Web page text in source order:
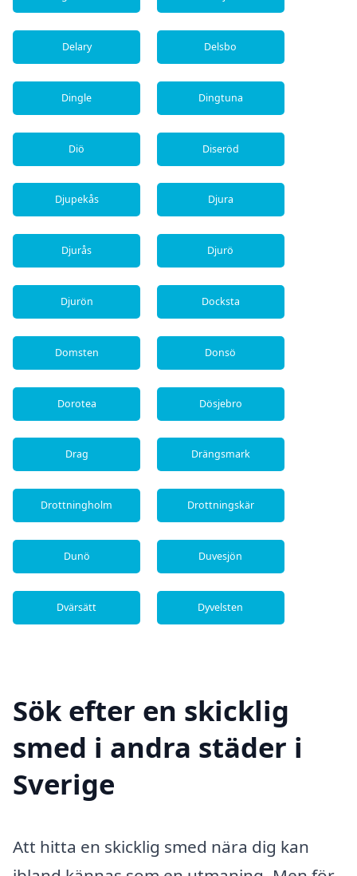
Delary Delsbo
Dingle Dingtuna
Diö Diseröd
Djupekås Djura
Djurås Djurö
Djurön Docksta
Domsten Donsö
Dorotea Dösjebro
Drag Drängsmark
Drottningholm Drottningskär
Dunö Duvesjön
Dvärsätt Dyvelsten
Sök efter en skicklig
smed i andra städer i
Sverige
Att hitta en skicklig smed nära dig kan